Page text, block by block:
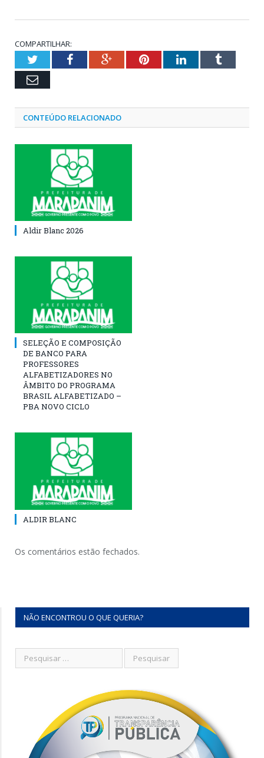
COMPARTILHAR:
TwitterFacebookGoogle+PinterestLinkedInTumblr
Email
CONTEÚDO RELACIONADO
Aldir Blanc 2026
SELEÇÃO E COMPOSIÇÃO
DE BANCO PARA
PROFESSORES
ALFABETIZADORES NO
ÂMBITO DO PROGRAMA
BRASIL ALFABETIZADO –
PBA NOVO CICLO
ALDIR BLANC
Os comentários estão fechados.
NÃO ENCONTROU O QUE QUERIA?